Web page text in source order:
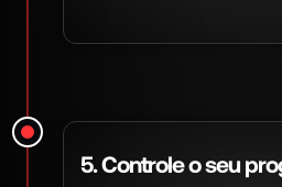
5. Controle o seu